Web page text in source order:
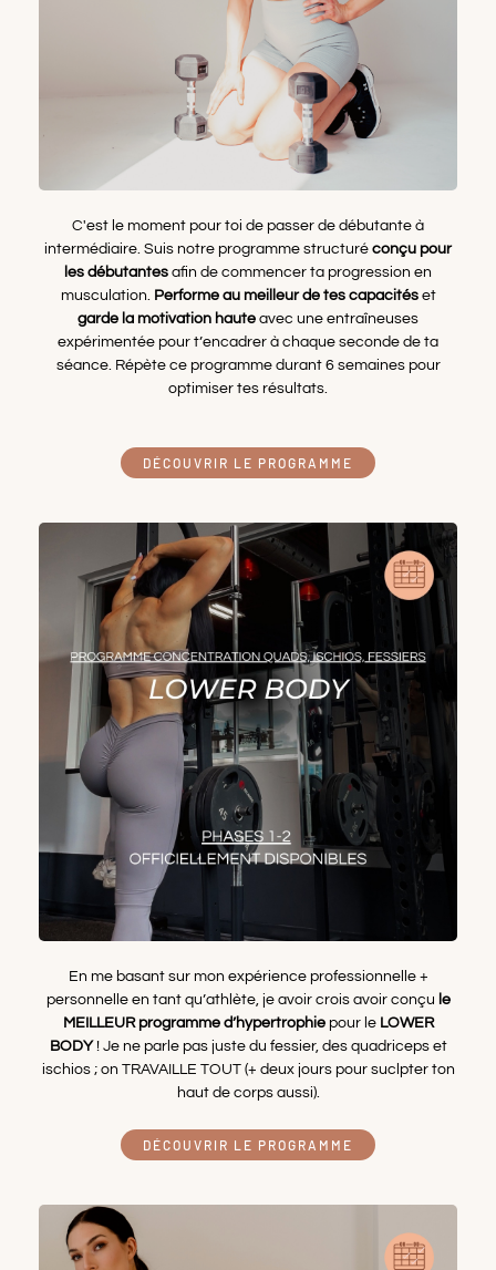
C'est le moment pour toi de passer de débutante à
intermédiaire. Suis notre programme structuré conçu pour
les débutantes afin de commencer ta progression en
musculation. Performe au meilleur de tes capacitéset
garde la motivation haute avec une entraîneuses
expérimentée pour t’encadrer à chaque seconde de ta
séance. Répète ce programme durant 6 semaines pour
optimiser tes résultats.
DÉCOUVRIR LE PROGRAMME
En me basant sur mon expérience professionnelle +
personnelle en tant qu’athlète, je avoir crois avoir conçu le
MEILLEUR programme d’hypertrophiepour le LOWER
BODY ! Je ne parle pas juste du fessier, des quadriceps et
ischios ; on TRAVAILLE TOUT (+ deux jours pour suclpter ton
haut de corps aussi).
DÉCOUVRIR LE PROGRAMME